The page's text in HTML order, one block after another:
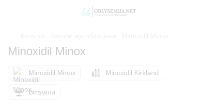
Minoxidil Minox
Minoxidil Minox Minoxidil Kirkland
Вітаміни